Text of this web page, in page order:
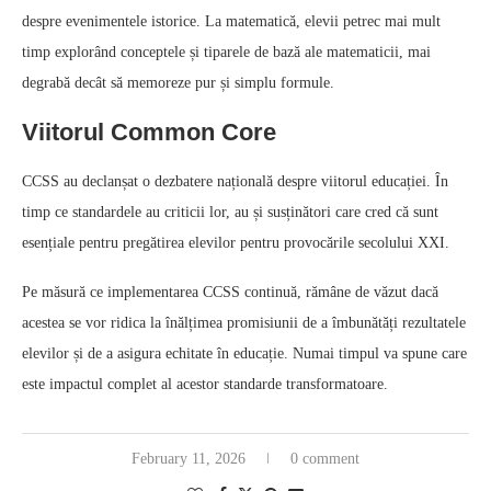
despre evenimentele istorice. La matematică, elevii petrec mai mult
timp explorând conceptele și tiparele de bază ale matematicii, mai
degrabă decât să memoreze pur și simplu formule.
Viitorul Common Core
CCSS au declanșat o dezbatere națională despre viitorul educației. În
timp ce standardele au criticii lor, au și susținători care cred că sunt
esențiale pentru pregătirea elevilor pentru provocările secolului XXI.
Pe măsură ce implementarea CCSS continuă, rămâne de văzut dacă
acestea se vor ridica la înălțimea promisiunii de a îmbunătăți rezultatele
elevilor și de a asigura echitate în educație. Numai timpul va spune care
este impactul complet al acestor standarde transformatoare.
February 11, 2026 0 comment